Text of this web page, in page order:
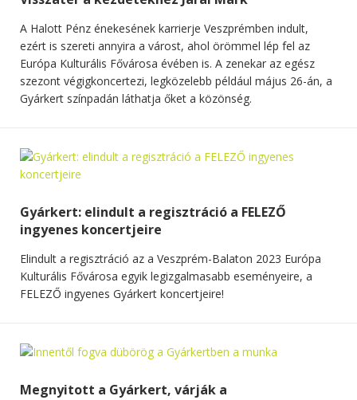
A Halott Pénz énekesének karrierje Veszprémben indult,
ezért is szereti annyira a várost, ahol örömmel lép fel az
Európa Kulturális Fővárosa évében is. A zenekar az egész
szezont végigkoncertezi, legközelebb például május 26-án, a
Gyárkert színpadán láthatja őket a közönség.
Gyárkert: elindult a regisztráció a FELEZŐ
ingyenes koncertjeire
Elindult a regisztráció az a Veszprém-Balaton 2023 Európa
Kulturális Fővárosa egyik legizgalmasabb eseményeire, a
FELEZŐ ingyenes Gyárkert koncertjeire!
Megnyitott a Gyárkert, várják a